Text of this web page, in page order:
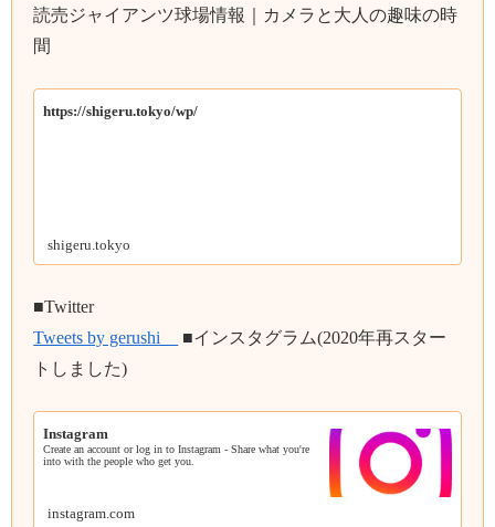
読売ジャイアンツ球場情報｜カメラと大人の趣味の時
間
https://shigeru.tokyo/wp/
shigeru.tokyo
■Twitter
Tweets by gerushi__
■インスタグラム(2020年再スター
トしました)
Instagram
Create an account or log in to Instagram - Share what you're
into with the people who get you.
instagram.com